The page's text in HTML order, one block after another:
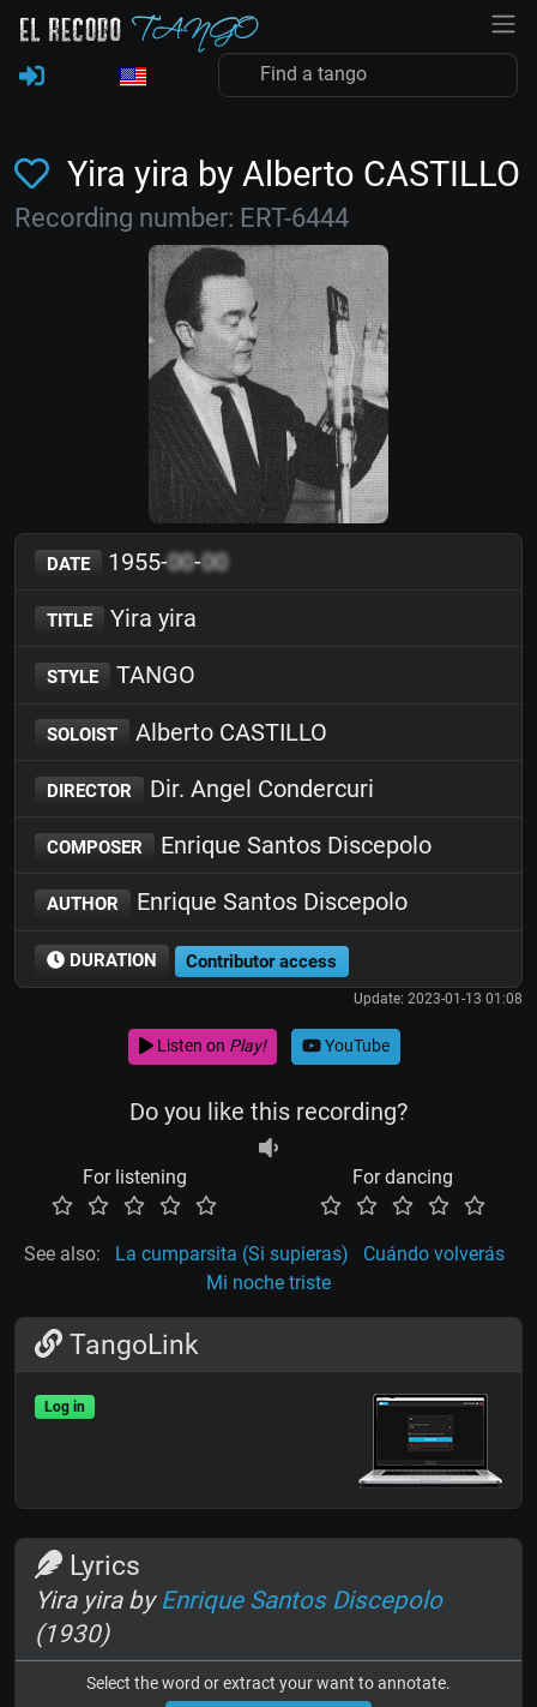
Yira yira by Alberto CASTILLO
Recording number: ERT-6444
DATE 1955-00-00
TITLE Yira yira
STYLE TANGO
SOLOIST Alberto CASTILLO
DIRECTOR Dir. Angel Condercuri
COMPOSER Enrique Santos Discepolo
AUTHOR Enrique Santos Discepolo
DURATION Contributor access
Update: 2023-01-13 01:08
Listen on Play! YouTube
Do you like this recording?
For listening For dancing
See also: La cumparsita (Si supieras)
Cuándo volverás
Mi noche triste
TangoLink
Log in
Lyrics
Yira yira by Enrique Santos Discepolo
(1930)
Select the word or extract your want to annotate.